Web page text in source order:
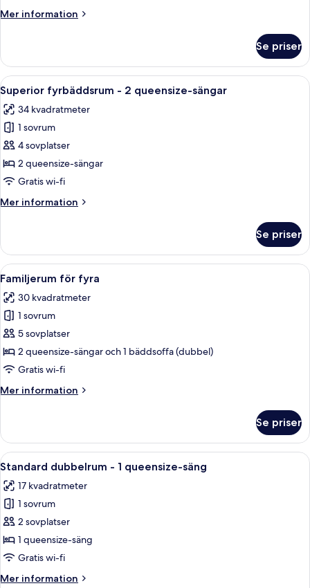
kingsize-
Mer information
Mer
dubbelrum
1
kingsize-
säng
Se priser
Öppna
alla
foton
för
Superior
fyrbäddsrum
-
queensize-
Ett hotellrum med två sängar, ett
5
Superior fyrbäddsrum - 2 queensize-sängar
34 kvadratmeter
1 sovrum
4 sovplatser
2 queensize-sängar
Gratis wi-fi
Mer information
Mer
fyrbäddsrum
2
queensize-
sängar
Se priser
Öppna
alla
foton
för
Familjerum
för
fyra
Ett hotellrum med två sängar, ett
6
Familjerum för fyra
30 kvadratmeter
1 sovrum
5 sovplatser
2 queensize-sängar och 1 bäddsoffa (dubbel)
Gratis wi-fi
Mer information
Mer
för
fyra
Se priser
Öppna
alla
foton
för
Standard
dubbelrum
-
Ett hotellrum med en stor säng, en
5
Standard dubbelrum - 1 queensize-säng
17 kvadratmeter
1 sovrum
2 sovplatser
1 queensize-säng
Gratis wi-fi
Mer information
Mer